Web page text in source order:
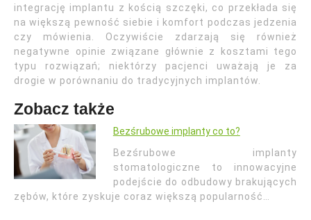
integrację implantu z kością szczęki, co przekłada się
na większą pewność siebie i komfort podczas jedzenia
czy mówienia. Oczywiście zdarzają się również
negatywne opinie związane głównie z kosztami tego
typu rozwiązań; niektórzy pacjenci uważają je za
drogie w porównaniu do tradycyjnych implantów.
Zobacz także
Bezśrubowe implanty co to?
Bezśrubowe implanty
stomatologiczne to innowacyjne
podejście do odbudowy brakujących
zębów, które zyskuje coraz większą popularność…